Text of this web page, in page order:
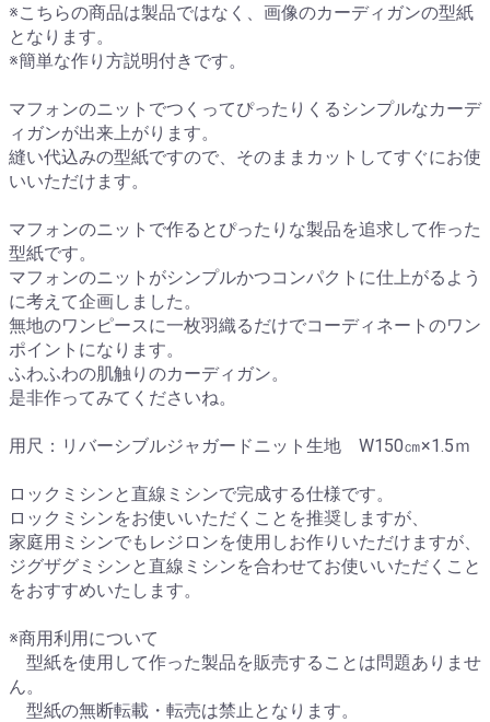
※こちらの商品は製品ではなく、画像のカーディガンの型紙
となります。
※簡単な作り方説明付きです。
マフォンのニットでつくってぴったりくるシンプルなカーデ
ィガンが出来上がります。
縫い代込みの型紙ですので、そのままカットしてすぐにお使
いいただけます。
マフォンのニットで作るとぴったりな製品を追求して作った
型紙です。
マフォンのニットがシンプルかつコンパクトに仕上がるよう
に考えて企画しました。
無地のワンピースに一枚羽織るだけでコーディネートのワン
ポイントになります。
ふわふわの肌触りのカーディガン。
是非作ってみてくださいね。
用尺：リバーシブルジャガードニット生地 W150㎝×1.5ｍ
ロックミシンと直線ミシンで完成する仕様です。
ロックミシンをお使いいただくことを推奨しますが、
家庭用ミシンでもレジロンを使用しお作りいただけますが、
ジグザグミシンと直線ミシンを合わせてお使いいただくこと
をおすすめいたします。
※商用利用について
型紙を使用して作った製品を販売することは問題ありませ
ん。
型紙の無断転載・転売は禁止となります。